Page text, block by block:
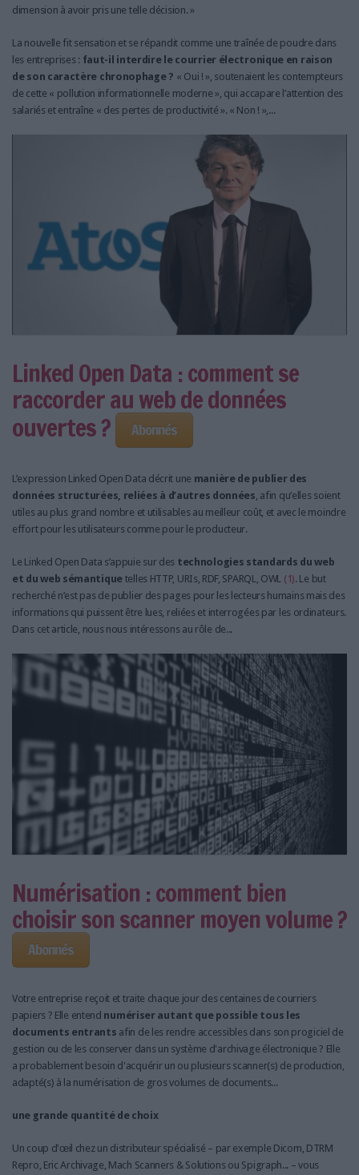
dimension à avoir pris une telle décision. »
La nouvelle fit sensation et se répandit comme une traînée de poudre dans
les entreprises : faut-il interdire le courrier électronique en raison
de son caractère chronophage ? « Oui ! », soutenaient les contempteurs
de cette « pollution informationnelle moderne », qui accapare l’attention des
salariés et entraîne « des pertes de productivité ». « Non ! »,...
Linked Open Data : comment se
raccorder au web de données
ouvertes ?
Abonnés
L’expression Linked Open Data décrit une manière de publier des
données structurées, reliées à d’autres données, afin qu’elles soient
utiles au plus grand nombre et utilisables au meilleur coût, et avec le moindre
effort pour les utilisateurs comme pour le producteur.
Le Linked Open Data s’appuie sur des technologies standards du web
et du web sémantique telles HTTP, URIs, RDF, SPARQL, OWL (1). Le but
recherché n’est pas de publier des pages pour les lecteurs humains mais des
informations qui puissent être lues, reliées et interrogées par les ordinateurs.
Dans cet article, nous nous intéressons au rôle de...
Numérisation : comment bien
choisir son scanner moyen volume ?
Abonnés
Votre entreprise reçoit et traite chaque jour des centaines de courriers
papiers ? Elle entend numériser autant que possible tous les
documents entrants afin de les rendre accessibles dans son progiciel de
gestion ou de les conserver dans un système d'archivage électronique ? Elle
a probablement besoin d'acquérir un ou plusieurs scanner(s) de production,
adapté(s) à la numérisation de gros volumes de documents...
une grande quantité de choix
Un coup d'œil chez un distributeur spécialisé – par exemple Dicom, DTRM
Repro, Eric Archivage, Mach Scanners & Solutions ou Spigraph... – vous